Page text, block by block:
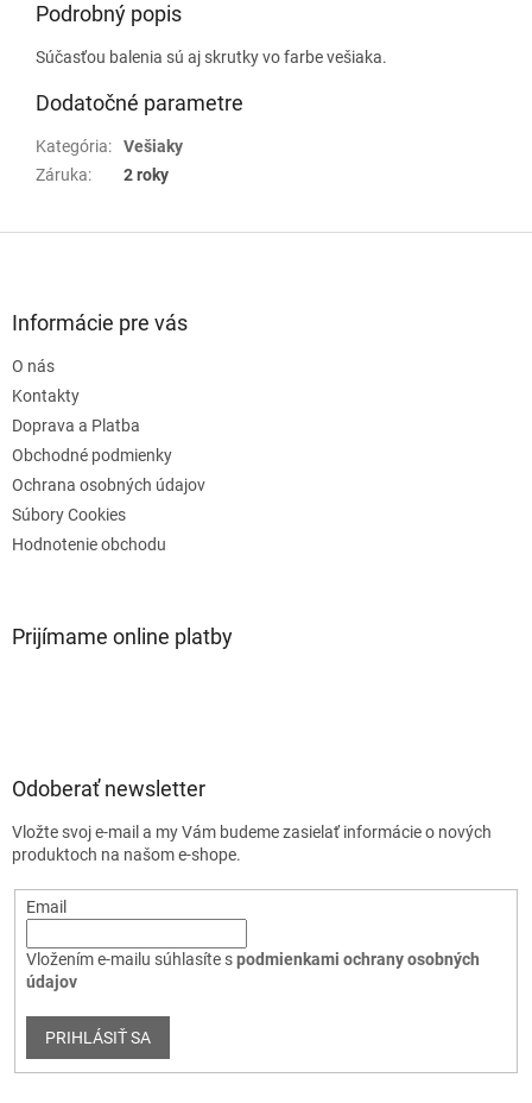
Podrobný popis
Súčasťou balenia sú aj skrutky vo farbe vešiaka.
Dodatočné parametre
Kategória:
Vešiaky
Záruka: 2 roky
Informácie pre vás
O nás
Kontakty
Doprava a Platba
Obchodné podmienky
Ochrana osobných údajov
Súbory Cookies
Hodnotenie obchodu
Prijímame online platby
Odoberať newsletter
Vložte svoj e-mail a my Vám budeme zasielať informácie o nových
produktoch na našom e-shope.
Email
Vložením e-mailu súhlasíte spodmienkami ochrany osobných
údajov
PRIHLÁSIŤ SA